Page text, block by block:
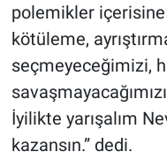
polemikler
kötüleme,
seçmeyeceğimizi,
İyilikte yarışalım
kazansın.” dedi.